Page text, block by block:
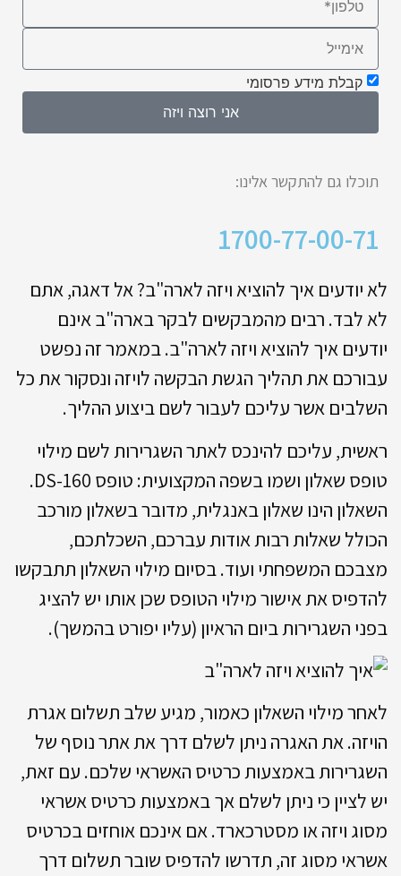
קבלת מידע פרסומי
אני רוצה ויזה
תוכלו גם להתקשר אלינו:
1700-77-00-71
לא יודעים איך להוציא ויזה לארה"ב? אל דאגה, אתם
לא לבד. רבים מהמבקשים לבקר בארה"ב אינם
יודעים איך להוציא ויזה לארה"ב. במאמר זה נפשט
עבורכם את תהליך הגשת הבקשה לויזה ונסקור את כל
השלבים אשר עליכם לעבור לשם ביצוע ההליך.
ראשית, עליכם להינכס לאתר השגרירות לשם מילוי
טופס שאלון ושמו בשפה המקצועית: טופס DS-160.
השאלון הינו שאלון באנגלית, מדובר בשאלון מורכב
הכולל שאלות רבות אודות עברכם, השכלתכם,
מצבכם המשפחתי ועוד. בסיום מילוי השאלון תתבקשו
להדפיס את אישור מילוי הטופס שכן אותו יש להציג
בפני השגרירות ביום הראיון (עליו יפורט בהמשך).
לאחר מילוי השאלון כאמור, מגיע שלב תשלום אגרת
הויזה. את האגרה ניתן לשלם דרך את אתר נוסף של
השגרירות באמצעות כרטיס האשראי שלכם. עם זאת,
יש לציין כי ניתן לשלם אך באמצעות כרטיס אשראי
מסוג ויזה או מסטרכארד. אם אינכם אוחזים בכרטיס
אשראי מסוג זה, תדרשו להדפיס שובר תשלום דרך